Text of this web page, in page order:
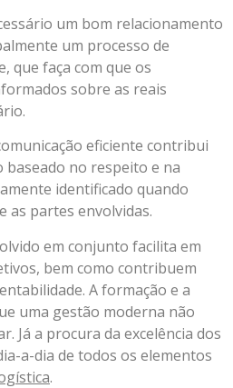
um bom relacionamento
um processo de
que faça com que os
sobre as reais
eficiente contribui
no respeito e na
identificado quando
as partes envolvidas.
em conjunto facilita em
bem como contribuem
A formação e a
uma gestão moderna não
Já a procura da excelência dos
a-dia de todos os elementos
.